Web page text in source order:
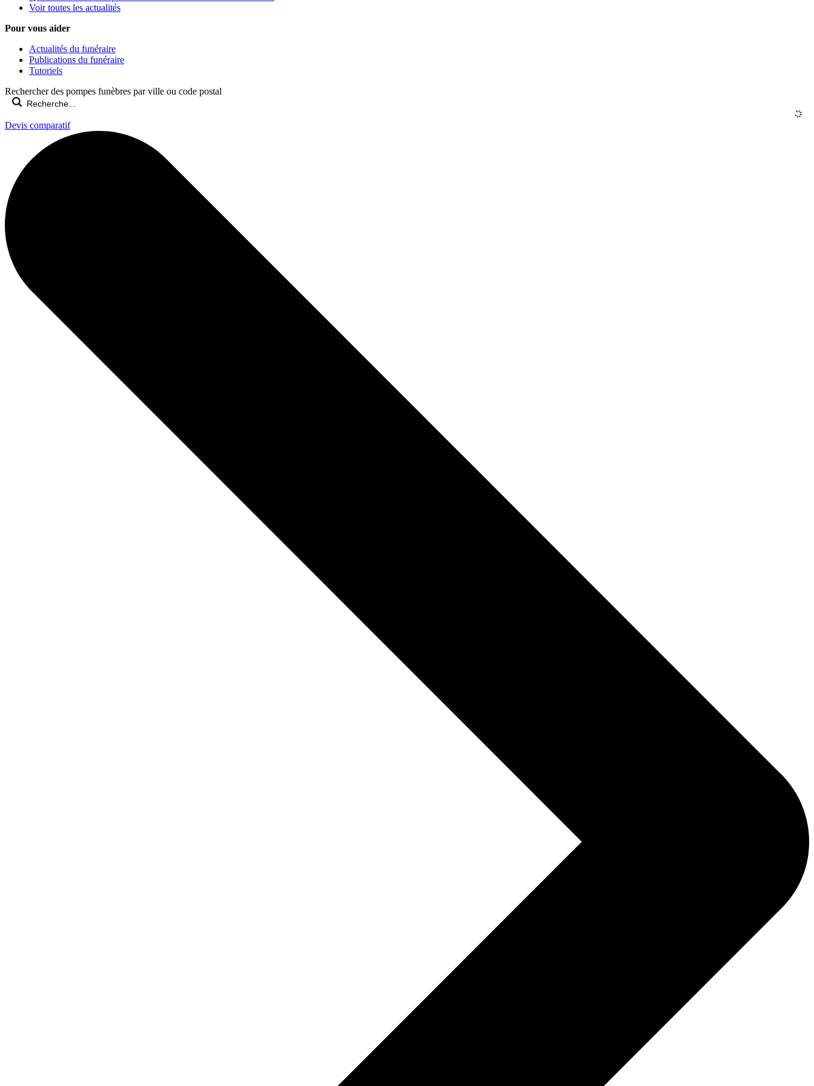
Voir toutes les actualités
Pour vous aider
Actualités du funéraire
Publications du funéraire
Tutoriels
Rechercher des pompes funèbres par ville ou code postal
Devis comparatif